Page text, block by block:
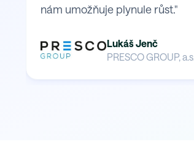
nám umožňuje plynule růst."
Lukáš Jenč
PRESCO GROUP, a.s.